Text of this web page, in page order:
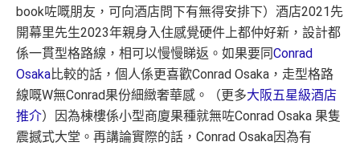
book咗嘅朋友，可向酒店問下有無得安排下） 酒店2021先
開幕里先生2023年親身入住感覺硬件上都仲好新，設計都
係一貫型格路線，相可以慢慢睇返。 如果要同Conrad
Osaka比較的話，個人係更喜歡Conrad Osaka，走型格路
線嘅W無Conrad果份細緻奢華感。（更多大阪五星級酒店
推介）因為棟樓係小型商廈果種就無咗Conrad Osaka 果隻
震撼式大堂。再講論實際的話，Conrad Osaka因為有